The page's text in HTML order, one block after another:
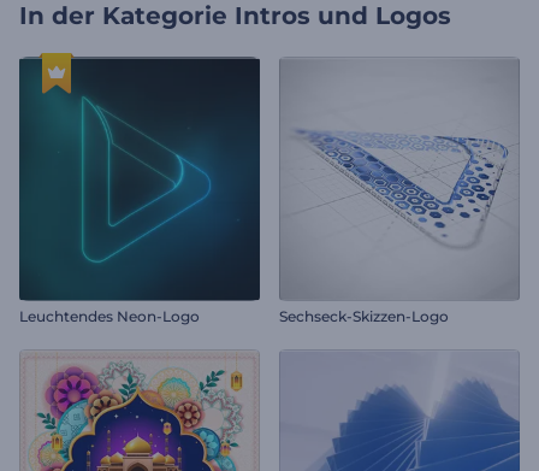
In der Kategorie Intros und Logos
Leuchtendes Neon-Logo Sechseck-Skizzen-Logo